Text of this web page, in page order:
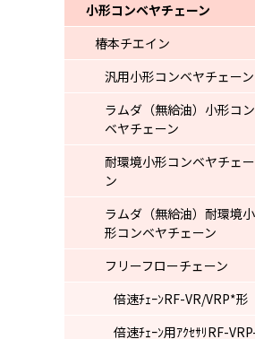
小形コンベヤチェーン
椿本チエイン
汎用小形コンベヤチェーン
ラムダ（無給油）小形コン
ベヤチェーン
耐環境小形コンベヤチェー
ン
ラムダ（無給油）耐環境小
形コンベヤチェーン
フリーフローチェーン
倍速ﾁｪｰﾝRF-VR/VRP*形
倍速ﾁｪｰﾝ用ｱｸｾｻﾘRF-